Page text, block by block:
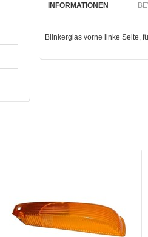
INFORMATIONEN
Blinkerglas vorne linke Seite,